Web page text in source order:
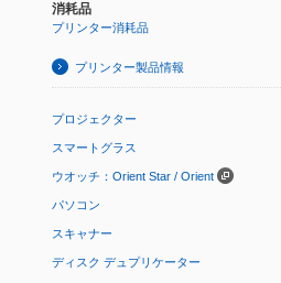
消耗品
プリンター消耗品
プリンター製品情報
プロジェクター
スマートグラス
ウオッチ：Orient Star / Orient
パソコン
スキャナー
ディスク デュプリケーター